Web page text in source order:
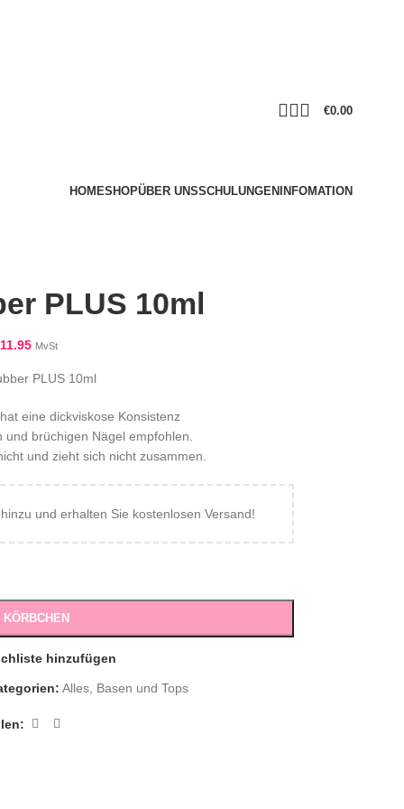
€0.00
HOMESHOPÜBER UNSSCHULUNGEN INFOMATION
PLUS 10ml
11.95 MvSt
PLUS 10ml
eine dickviskose Konsistenz
brüchigen Nägel empfohlen.
und zieht sich nicht zusammen.
und erhalten Sie kostenlosen Versand!
KÖRBCHEN
hinzufügen
Alles Basen und Tops